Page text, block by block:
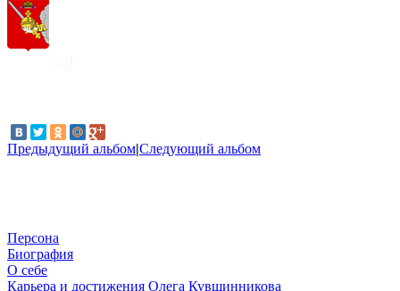
Предыдущий альбом|Следующий альбом
Персона
Биография
О себе
Карьера и достижения Олега Кувшинникова